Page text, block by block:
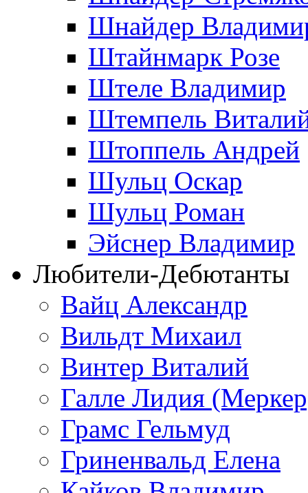
Шнайдер
Штайнмарк Розe
Штеле Владимир
Штемпель
Штоппель Андрей
Шульц Оскар
Шульц Роман
Эйснер Владимир
Любители-Дебютанты
Вайц Александр
Вильдт Михаил
Винтер Виталий
Галле Лидия
Грамс Гельмуд
Гриненвальд Елена